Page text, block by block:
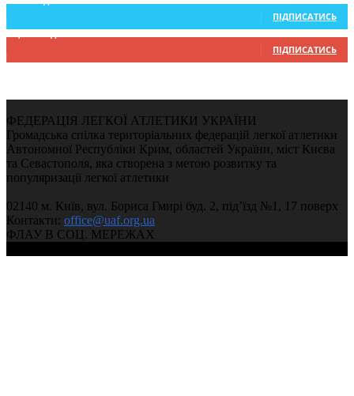
ПІДПИСАТИСЬ
9,370 Підписників
ПІДПИСАТИСЬ
ФЕДЕРАЦІЯ ЛЕГКОЇ АТЛЕТИКИ УКРАЇНИ
Громадська спілка територіальних федерацій легкої атлетики
Автономної Республіки Крим, областей України, міст Києва
та Севастополя, яка створена з метою розвитку та
популяризації легкої атлетики
02140 м. Київ, вул. Бориса Гмирі буд. 2, під’їзд №1, 17 поверх
Контакти: office@uaf.org.ua
ФЛАУ В СОЦ. МЕРЕЖАХ